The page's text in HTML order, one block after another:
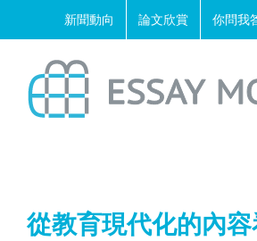
新聞動向 論文欣賞 你問我
從教育現代化的內